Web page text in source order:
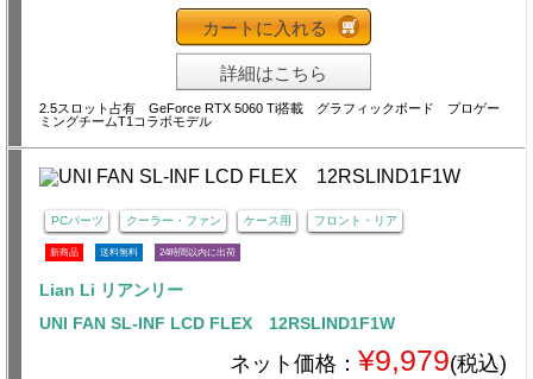
カートに入れる
詳細はこちら
2.5スロット占有 GeForce RTX 5060 Ti搭載 グラフィックボード プロゲー
ミングチームT1コラボモデル
PCパーツ クーラー・ファン ケース用 フロント・リア
新商品 送料無料 24時間以内に出荷
Lian Li リアンリー
UNI FAN SL-INF LCD FLEX 12RSLIND1F1W
ネット価格： ¥9,979(税込)